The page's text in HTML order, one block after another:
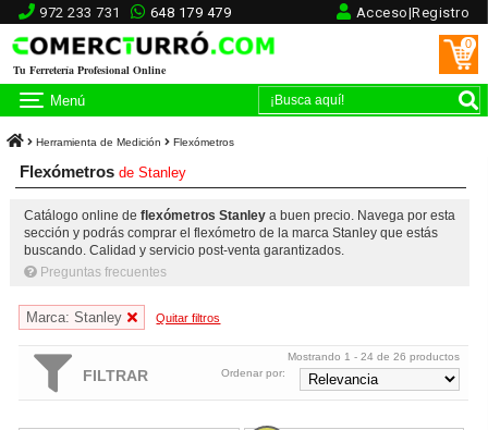
972 233 731 648 179 479 Acceso|Registro
Tu Ferretería Profesional Online
0
Menú
Herramienta de Medición Flexómetros
FlexómetrosdeStanley
Catálogo online de flexómetros Stanleya buen precio. Navega por esta
sección y podrás comprar el flexómetro de la marca Stanley que estás
buscando. Calidad y servicio post-venta garantizados.
Preguntas frecuentes
Marca: Stanley Quitar filtros
FILTRAR
Mostrando 1 - 24 de 26 productos
Ordenar por: